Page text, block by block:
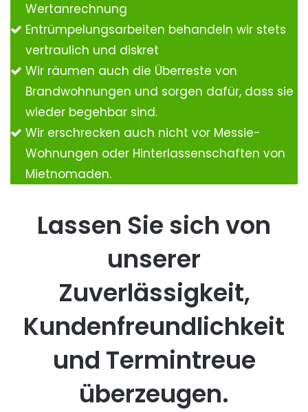
Wertanrechnung
Entrümpelungsarbeiten behandeln wir stets
vertraulich und diskret
Wir räumen auch die Überreste von
Brandwohnungen und sorgen dafür, dass sie
wieder begehbar sind.
Wir erschrecken auch nicht vor Messie-
Wohnungen oder Hinterlassenschaften von
Mietnomaden.
Lassen Sie sich von
unserer
Zuverlässigkeit,
Kundenfreundlichkeit
und Termintreue
überzeugen.